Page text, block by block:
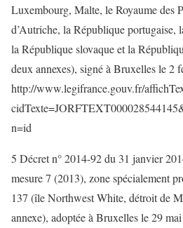
Luxembourg, Malte, le Royaume des
d’Autriche, la République portugaise,
la République slovaque et la
deux annexes), signé à Bruxelles le 2
http://www.legifrance.gouv.fr/
n=id
5 Décret n° 2014-92 du 31 janvier
mesure 7 (2013), zone spécialement
137 (île Northwest White, détroit de
annexe), adoptée à Bruxelles le 29